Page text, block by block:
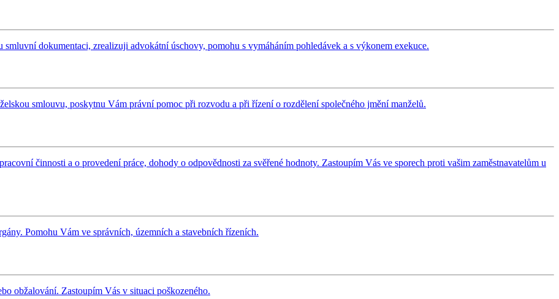
dokumentaci, zrealizuji advokátní úschovy, pomohu s vymáháním pohledávek a s výkonem exekuce.
smlouvu, poskytnu Vám právní pomoc při rozvodu a při řízení o rozdělení společného jmění manželů.
činnosti a o provedení práce, dohody o odpovědnosti za svěřené hodnoty. Zastoupím Vás ve sporech proti vašim zaměstnavatelům u
Pomohu Vám ve správních, územních a stavebních řízeních.
obžalování. Zastoupím Vás v situaci poškozeného.